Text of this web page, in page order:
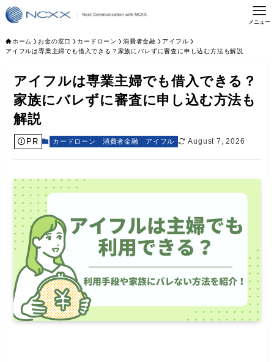
メニュー
ホーム お金の窓口 カードローン 消費者金融
アイフル
アイフルは専業主婦でも借入できる？家族にバレずに審査に申し込む方法も解説
アイフルは専業主婦でも借入できる？
家族にバレずに審査に申し込む方法も
解説
PR カードローン 消費者金融 アイフル August 7, 2026